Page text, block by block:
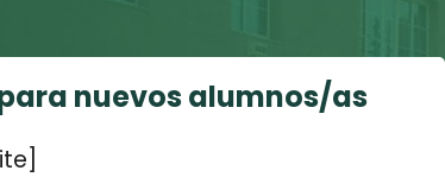
nuevos alumnos/as